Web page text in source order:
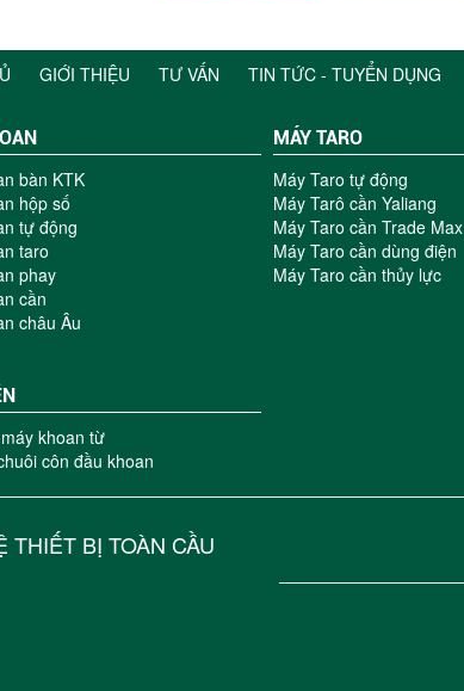
GIỚI THIỆU TƯ VẤN TIN TỨC - TUYỂN DỤNG
bàn KTK
hộp số
tự động
taro
phay
cần
châu Âu
MÁY TARO
Máy Taro tự động
Máy Tarô cần Yaliang
Máy Taro cần Trade Max
Máy Taro cần dùng điện
Máy Taro cần thủy lực
khoan từ
côn đầu khoan
THIẾT BỊ TOÀN CẦU